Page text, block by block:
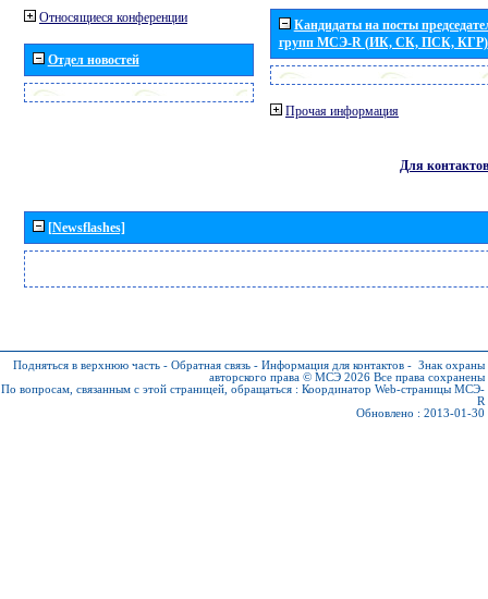
Относящиеся конференции
Отдел новостей
Кандидаты на посты
групп МСЭ-R (ИК, СК, ПСК, КГР)
Прочая информация
Для контактов
[Newsflashes]
Подняться в верхнюю часть - Обратная связь - Информация для контактов - Знак охраны
авторского права © МСЭ 2026 Все права сохранены
По вопросам, связанным с этой страницей, обращаться : Координатор Web-страницы МСЭ-
R
Обновлено : 2013-01-30